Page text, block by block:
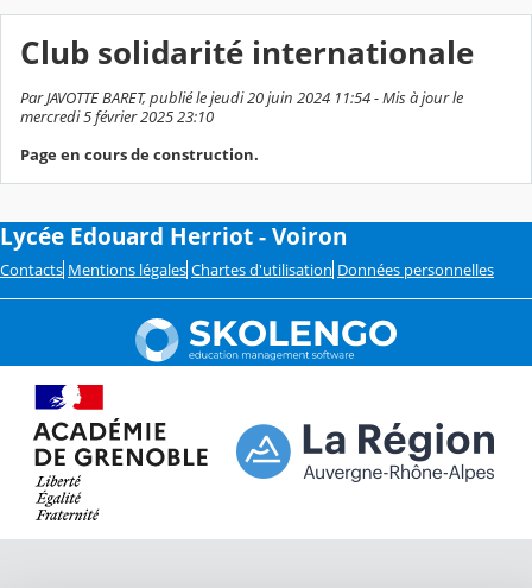
Club solidarité internationale
Par JAVOTTE BARET, publié le jeudi 20 juin 2024 11:54 - Mis à jour le
mercredi 5 février 2025 23:10
Page en cours de construction.
Lycée Edouard Herriot - Voiron
Contacts Mentions légales Chartes d'utilisation Données personnelles